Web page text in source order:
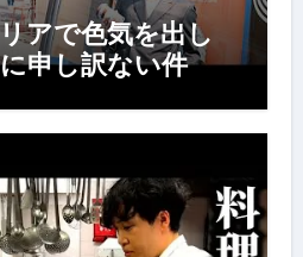
アで色気を出し
申し訳ない件